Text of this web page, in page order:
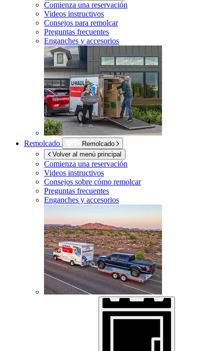
Comienza una reservación
Videos instructivos
Consejos para remolcar
Preguntas frecuentes
Enganches y accesorios
Remolcado
Remolcado
Volver al menú principal
Comienza una reservación
Videos instructivos
Consejos sobre cómo remolcar
Preguntas frecuentes
Enganches y accesorios